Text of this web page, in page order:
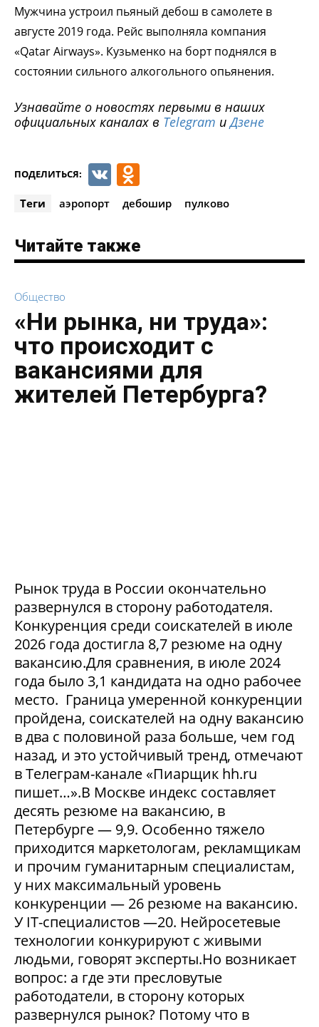
Мужчина устроил пьяный дебош в самолете в
августе 2019 года. Рейс выполняла компания
«Qatar Airways». Кузьменко на борт поднялся в
состоянии сильного алкогольного опьянения.
Узнавайте о новостях первыми в наших
официальных каналах в Telegram иДзене
ПОДЕЛИТЬСЯ: VK
Теги аэропорт дебошир пулково
Читайте также
Общество
«Ни рынка, ни труда»:
что происходит с
вакансиями для
жителей Петербурга?
Рынок труда в России окончательно
развернулся в сторону работодателя.
Конкуренция среди соискателей в июле
2026 года достигла 8,7 резюме на одну
вакансию.Для сравнения, в июле 2024
года было 3,1 кандидата на одно рабочее
место. Граница умеренной конкуренции
пройдена, соискателей на одну вакансию
в два с половиной раза больше, чем год
назад, и это устойчивый тренд, отмечают
в Телеграм-канале «Пиарщик hh.ru
пишет…».В Москве индекс составляет
десять резюме на вакансию, в
Петербурге — 9,9. Особенно тяжело
приходится маркетологам, рекламщикам
и прочим гуманитарным специалистам,
у них максимальный уровень
конкуренции — 26 резюме на вакансию.
У IT-специалистов —20. Нейросетевые
технологии конкурируют с живыми
людьми, говорят эксперты.Но возникает
вопрос: а где эти пресловутые
работодатели, в сторону которых
развернулся рынок? Потому что в